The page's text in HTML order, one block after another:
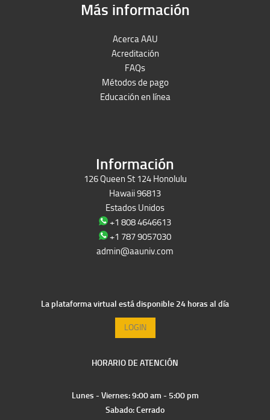
Más información
Acerca AAU
Acreditación
FAQs
Métodos de pago
Educación en línea
Información
126 Queen St 124 Honolulu
Hawaii 96813
Estados Unidos
+1 808 4646613
+1 787 9057030
admin@aauniv.com
La plataforma virtual está disponible 24 horas al día
LOGIN
HORARIO DE ATENCIÓN
Lunes - Viernes: 9:00 am - 5:00 pm
Sabado: Cerrado